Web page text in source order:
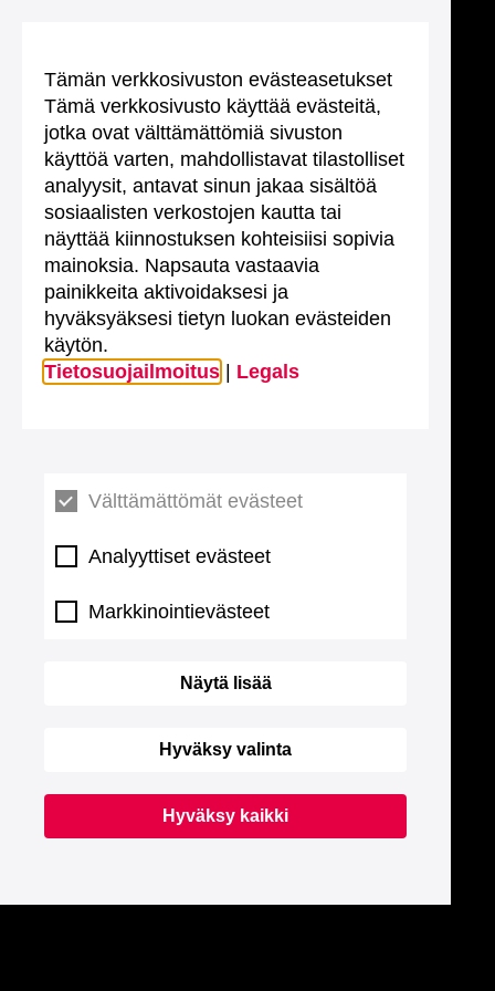
Tämän verkkosivuston evästeasetukset
Tämä verkkosivusto käyttää evästeitä,
jotka ovat välttämättömiä sivuston
käyttöä varten, mahdollistavat tilastolliset
analyysit, antavat sinun jakaa sisältöä
sosiaalisten verkostojen kautta tai
näyttää kiinnostuksen kohteisiisi sopivia
mainoksia. Napsauta vastaavia
painikkeita aktivoidaksesi ja
hyväksyäksesi tietyn luokan evästeiden
käytön.
Tietosuojailmoitus
Legals
Välttämättömät evästeet
Analyyttiset evästeet
Markkinointievästeet
Näytä lisää
Hyväksy valinta
Hyväksy kaikki